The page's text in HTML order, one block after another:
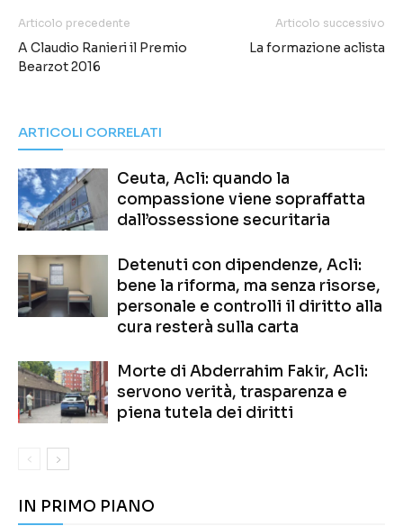
Articolo precedente
A Claudio Ranieri il Premio
Bearzot 2016
Articolo successivo
La formazione aclista
ARTICOLI CORRELATI
Ceuta, Acli: quando la
compassione viene sopraffatta
dall’ossessione securitaria
Detenuti con dipendenze, Acli:
bene la riforma, ma senza risorse,
personale e controlli il diritto alla
cura resterà sulla carta
Morte di Abderrahim Fakir, Acli:
servono verità, trasparenza e
piena tutela dei diritti
IN PRIMO PIANO